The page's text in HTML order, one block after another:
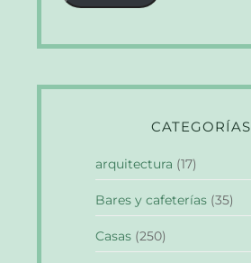
CATEGORÍAS
arquitectura (17)
Bares y cafeterías (35)
Casas (250)